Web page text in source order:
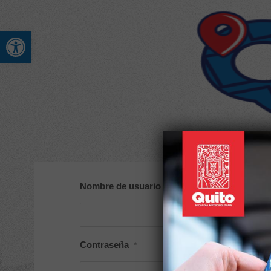
Abrir barra de
Nombre de usuario o correo electrónico
Contraseña *